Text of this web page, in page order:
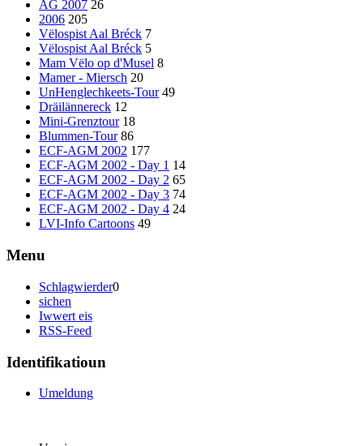
AG 2007 26
2006 205
Vëlospist Aal Bréck 7
Vëlospist Aal Bréck 5
Mam Vëlo op d'Musel 8
Mamer - Miersch 20
UnHenglechkeets-Tour 49
Dräilännereck 12
Mini-Grenztour 18
Blummen-Tour 86
ECF-AGM 2002 177
ECF-AGM 2002 - Day 1 14
ECF-AGM 2002 - Day 2 65
ECF-AGM 2002 - Day 3 74
ECF-AGM 2002 - Day 4 24
LVI-Info Cartoons 49
Menu
Schlagwierder0
sichen
Iwwert eis
RSS-Feed
Identifikatioun
Umeldung